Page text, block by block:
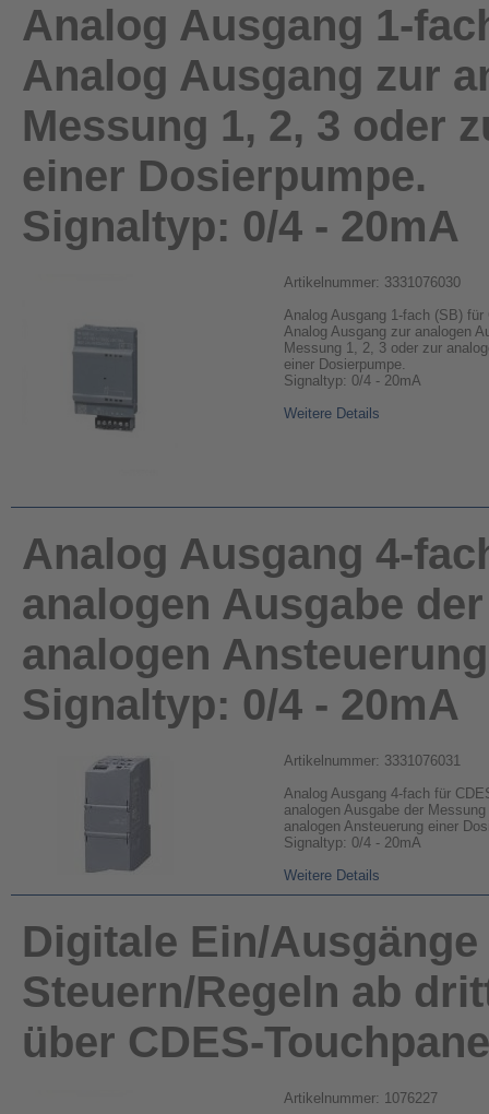
Analog Ausgang 1-
Analog Ausgang zur
Messung 1, 2, 3 oder
einer Dosierpumpe.
Signaltyp: 0/4 - 20mA
Artikelnummer: 3331076030
Analog Ausgang 1-fach (SB) für
Analog Ausgang zur analogen
Messung 1, 2, 3 oder zur
einer Dosierpumpe.
Signaltyp: 0/4 - 20mA
Weitere Details
Analog Ausgang 4-
analogen Ausgabe
analogen
Signaltyp: 0/4 - 20mA
Artikelnummer: 3331076031
Analog Ausgang 4-fach für
analogen Ausgabe der
analogen Ansteuerung einer
Signaltyp: 0/4 - 20mA
Weitere Details
Digitale Ein/
Steuern/Regeln ab
über CDES-
Artikelnummer: 1076227